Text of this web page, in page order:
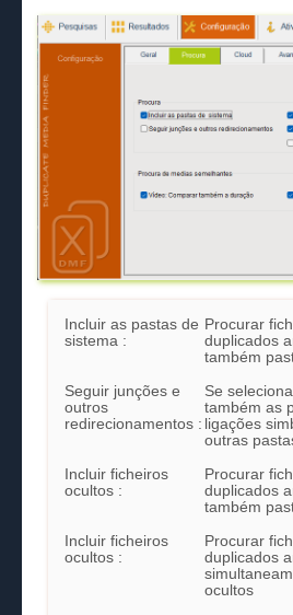
Incluir as pastas de
sistema :
Procurar
duplicados
também
Seguir junções e
outros
redirecionamentos :
Se
também as
ligações
outras
Incluir ficheiros
ocultos :
Procurar
duplicados
também
Incluir ficheiros
ocultos :
Procurar
duplicados
ocultos